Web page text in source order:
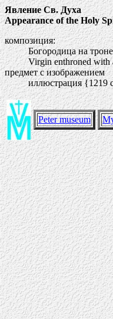
Явление Св. Духа
Appearance of the Holy
композиция:
Богородица на
Virgin enthroned with
предмет с изображением
иллюстрация {1219
Peter museum